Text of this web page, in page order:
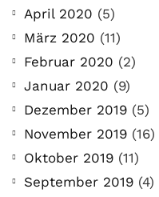
April 2020 (5)
März 2020 (11)
Februar 2020 (2)
Januar 2020 (9)
Dezember 2019 (5)
November 2019 (16)
Oktober 2019 (11)
September 2019 (4)